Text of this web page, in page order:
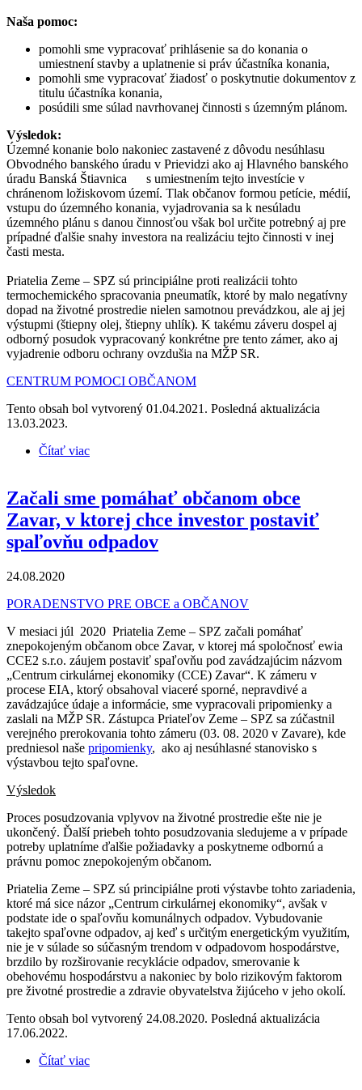
Naša pomoc:
pomohli sme vypracovať prihlásenie sa do konania o
umiestnení stavby a uplatnenie si práv účastníka konania,
pomohli sme vypracovať žiadosť o poskytnutie dokumentov z
titulu účastníka konania,
posúdili sme súlad navrhovanej činnosti s územným plánom.
Výsledok:
Územné konanie bolo nakoniec zastavené z dôvodu nesúhlasu
Obvodného banského úradu v Prievidzi ako aj Hlavného banského
úradu Banská Štiavnica s umiestnením tejto investície v
chránenom ložiskovom území. Tlak občanov formou petície, médií,
vstupu do územného konania, vyjadrovania sa k nesúladu
územného plánu s danou činnosťou však bol určite potrebný aj pre
prípadné ďalšie snahy investora na realizáciu tejto činnosti v inej
časti mesta.
Priatelia Zeme – SPZ sú principiálne proti realizácii tohto
termochemického spracovania pneumatík, ktoré by malo negatívny
dopad na životné prostredie nielen samotnou prevádzkou, ale aj jej
výstupmi (štiepny olej, štiepny uhlík). K takému záveru dospel aj
odborný posudok vypracovaný konkrétne pre tento zámer, ako aj
vyjadrenie odboru ochrany ovzdušia na MŽP SR.
CENTRUM POMOCI OBČANOM
Tento obsah bol vytvorený 01.04.2021. Posledná aktualizácia
13.03.2023.
Čítať viac
Začali sme pomáhať občanom obce
Zavar, v ktorej chce investor postaviť
spaľovňu odpadov
24.08.2020
PORADENSTVO PRE OBCE a OBČANOV
V mesiaci júl 2020 Priatelia Zeme – SPZ začali pomáhať
znepokojeným občanom obce Zavar, v ktorej má spoločnosť ewia
CCE2 s.r.o. záujem postaviť spaľovňu pod zavádzajúcim názvom
„Centrum cirkulárnej ekonomiky (CCE) Zavar“. K zámeru v
procese EIA, ktorý obsahoval viaceré sporné, nepravdivé a
zavádzajúce údaje a informácie, sme vypracovali pripomienky a
zaslali na MŽP SR. Zástupca Priateľov Zeme – SPZ sa zúčastnil
verejného prerokovania tohto zámeru (03. 08. 2020 v Zavare), kde
predniesol naše pripomienky, ako aj nesúhlasné stanovisko s
výstavbou tejto spaľovne.
Výsledok
Proces posudzovania vplyvov na životné prostredie ešte nie je
ukončený. Ďalší priebeh tohto posudzovania sledujeme a v prípade
potreby uplatníme ďalšie požiadavky a poskytneme odbornú a
právnu pomoc znepokojeným občanom.
Priatelia Zeme – SPZ sú principiálne proti výstavbe tohto zariadenia,
ktoré má sice názor „Centrum cirkulárnej ekonomiky“, avšak v
podstate ide o spaľovňu komunálnych odpadov. Vybudovanie
takejto spaľovne odpadov, aj keď s určitým energetickým využitím,
nie je v súlade so súčasným trendom v odpadovom hospodárstve,
brzdilo by rozširovanie recyklácie odpadov, smerovanie k
obehovému hospodárstvu a nakoniec by bolo rizikovým faktorom
pre životné prostredie a zdravie obyvatelstva žijúceho v jeho okolí.
Tento obsah bol vytvorený 24.08.2020. Posledná aktualizácia
17.06.2022.
Čítať viac